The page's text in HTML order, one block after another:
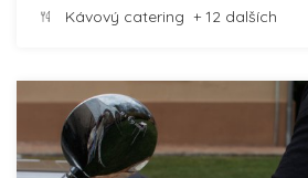
Kávový catering + 12 dalších